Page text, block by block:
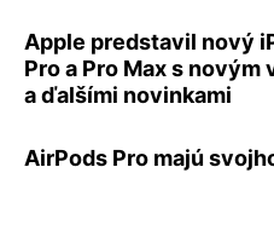
Apple predstavil nový
Pro a Pro Max s novým
a ďalšími novinkami
AirPods Pro majú